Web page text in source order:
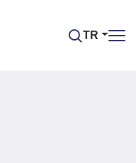
TR